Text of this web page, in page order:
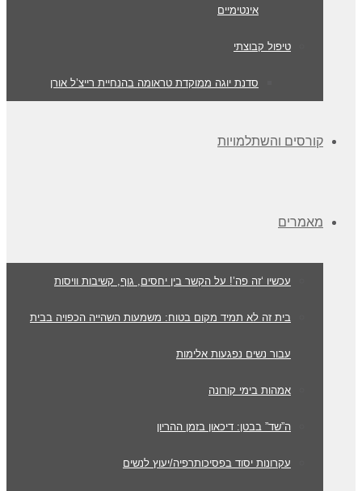
אינטימיים
טיפול קבוצתי
סדנת יוגה ממוקדת טראומה בהנחיית רייצ’ל אורן
קורסים והשתלמויות
מאמרים
עכשיו ‘זה פה’! על הקשר בין יחסים, גוף, קשיבות וויסות
בית זה לא תמיד מקום בטוח: משמעות השהייה הכפויה בבית
עבור נשים נפגעות אלימות
אמהות בימי קורונה
ה”שד” בבטן: דיכאון בזמן ההריון
עקרונות יסוד בפסיכותרפיה/יעוץ לנשים